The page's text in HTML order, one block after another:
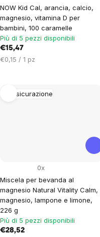
NOW Kid Cal, arancia, calcio,
magnesio, vitamina D per
bambini, 100 caramelle
Più di 5 pezzi disponibili
€15,47
Prezzo
€0,15 / 1 pz
Rassicurazione
Miscela per bevanda al
magnesio Natural Vitality Calm,
magnesio, lampone e limone,
226 g
0x
Più di 5 pezzi disponibili
€28,52